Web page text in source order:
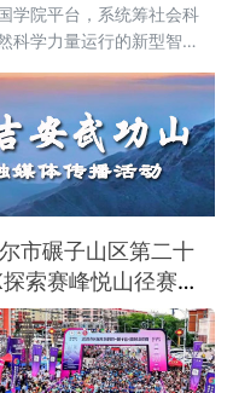
学院平台，系统筹社会科
科学力量运行的新型智
典音乐、传统文化、地域
方向深耕细作，着力补齐
研究短板，形成有组织科
市碾子山区第二十
索赛峰悦山径赛激